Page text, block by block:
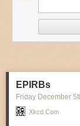
EPIRBs
Friday December 5
Xkcd.com